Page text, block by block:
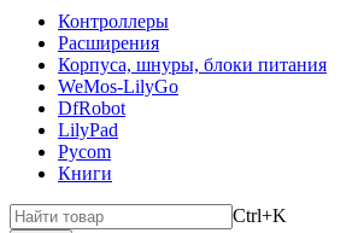
Контроллеры
Расширения
Корпуса, шнуры, блоки питания
WeMos-LilyGo
DfRobot
LilyPad
Pycom
Книги
Ctrl+K